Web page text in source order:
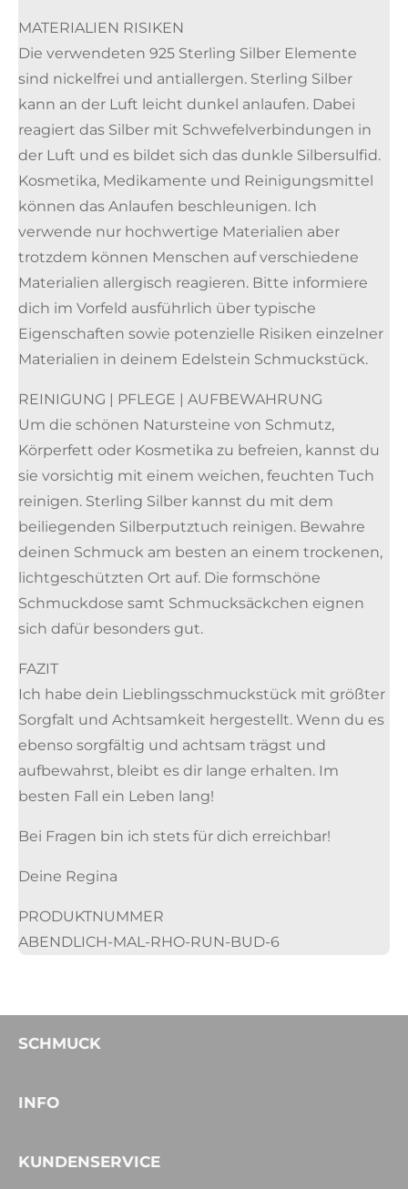
MATERIALIEN RISIKEN
Die verwendeten 925 Sterling Silber Elemente
sind nickelfrei und antiallergen. Sterling Silber
kann an der Luft leicht dunkel anlaufen. Dabei
reagiert das Silber mit Schwefelverbindungen in
der Luft und es bildet sich das dunkle Silbersulfid.
Kosmetika, Medikamente und Reinigungsmittel
können das Anlaufen beschleunigen. Ich
verwende nur hochwertige Materialien aber
trotzdem können Menschen auf verschiedene
Materialien allergisch reagieren. Bitte informiere
dich im Vorfeld ausführlich über typische
Eigenschaften sowie potenzielle Risiken einzelner
Materialien in deinem Edelstein Schmuckstück.
REINIGUNG | PFLEGE | AUFBEWAHRUNG
Um die schönen Natursteine von Schmutz,
Körperfett oder Kosmetika zu befreien, kannst du
sie vorsichtig mit einem weichen, feuchten Tuch
reinigen. Sterling Silber kannst du mit dem
beiliegenden Silberputztuch reinigen. Bewahre
deinen Schmuck am besten an einem trockenen,
lichtgeschützten Ort auf. Die formschöne
Schmuckdose samt Schmucksäckchen eignen
sich dafür besonders gut.
FAZIT
Ich habe dein Lieblingsschmuckstück mit größter
Sorgfalt und Achtsamkeit hergestellt. Wenn du es
ebenso sorgfältig und achtsam trägst und
aufbewahrst, bleibt es dir lange erhalten. Im
besten Fall ein Leben lang!
Bei Fragen bin ich stets für dich erreichbar!
Deine Regina
PRODUKTNUMMER
ABENDLICH-MAL-RHO-RUN-BUD-6
SCHMUCK
INFO
KUNDENSERVICE